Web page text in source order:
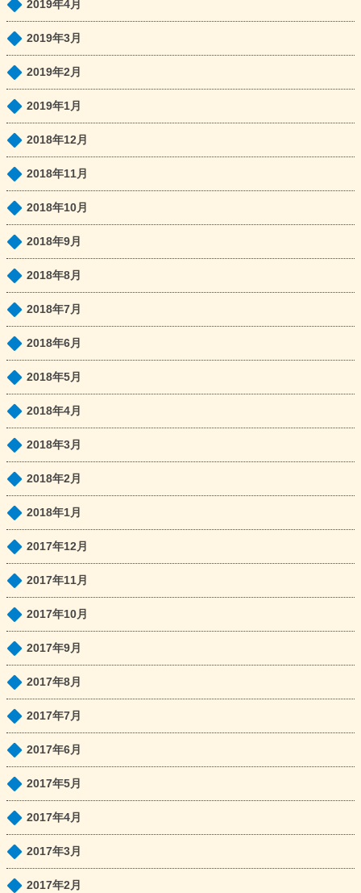
2019年4月
2019年3月
2019年2月
2019年1月
2018年12月
2018年11月
2018年10月
2018年9月
2018年8月
2018年7月
2018年6月
2018年5月
2018年4月
2018年3月
2018年2月
2018年1月
2017年12月
2017年11月
2017年10月
2017年9月
2017年8月
2017年7月
2017年6月
2017年5月
2017年4月
2017年3月
2017年2月